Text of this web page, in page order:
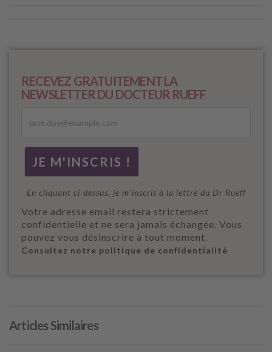
RECEVEZ GRATUITEMENT LA
NEWSLETTER DU DOCTEUR RUEFF
En cliquant ci-dessus, je m'inscris à la lettre du Dr Rueff
Votre adresse email restera strictement
confidentielle et ne sera jamais échangée. Vous
pouvez vous désinscrire à tout moment.
Consultez notre politique de confidentialité
Articles Similaires